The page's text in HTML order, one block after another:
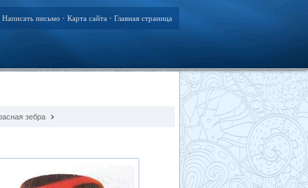
Написать письмо • Карта сайта • Главная страница
зебра